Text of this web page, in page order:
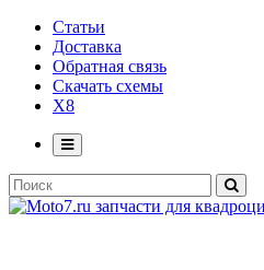
Статьи
Доставка
Обратная связь
Скачать схемы
X8